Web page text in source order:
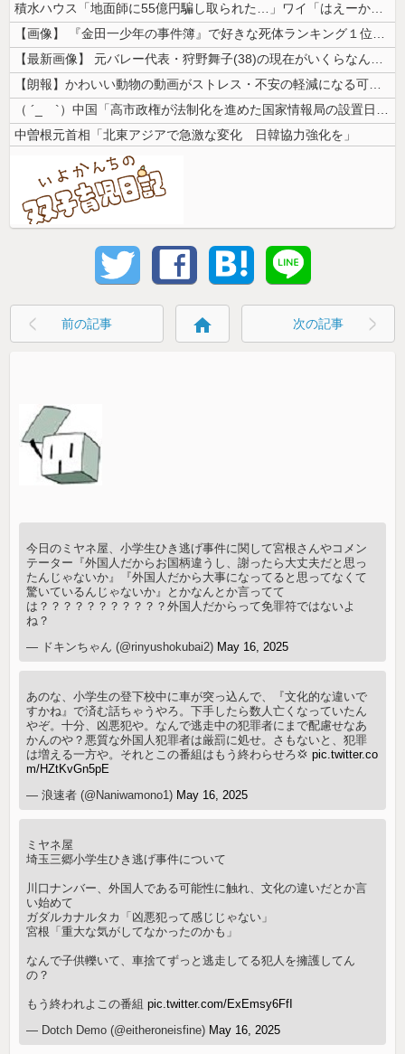
積水ハウス「地面師に55億円騙し取られた…」ワイ「はえーかわいそう…会...
【画像】 『金田一少年の事件簿』で好きな死体ランキング１位がこちら！
【最新画像】 元バレー代表・狩野舞子(38)の現在がいくらなんでも即ハ...
【朗報】かわいい動物の動画がストレス・不安の軽減になる可能性。英大学の...
（ ´_ゝ`）中国「高市政権が法制化を進めた国家情報局の設置日が7月3...
中曽根元首相「北東アジアで急激な変化 日韓協力強化を」
前の記事 home 次の記事
今日のミヤネ屋、小学生ひき逃げ事件に関して宮根さんやコメン
テーター『外国人だからお国柄違うし、謝ったら大丈夫だと思っ
たんじゃないか』『外国人だから大事になってると思ってなくて
驚いているんじゃないか』とかなんとか言ってて
は？？？？？？？？？？？外国人だからって免罪符ではないよ
ね？
— ドキンちゃん (@rinyushokubai2) May 16, 2025
あのな、小学生の登下校中に車が突っ込んで、『文化的な違いで
すかね』で済む話ちゃうやろ。下手したら数人亡くなっていたん
やぞ。十分、凶悪犯や。なんで逃走中の犯罪者にまで配慮せなあ
かんのや？悪質な外国人犯罪者は厳罰に処せ。さもないと、犯罪
は増える一方や。それとこの番組はもう終わらせろ💢pic.twitter.co
m/HZtKvGn5pE
— 浪速者 (@Naniwamono1) May 16, 2025
ミヤネ屋
埼玉三郷小学生ひき逃げ事件について
川口ナンバー、外国人である可能性に触れ、文化の違いだとか言
い始めて
ガダルカナルタカ「凶悪犯って感じじゃない」
宮根「重大な気がしてなかったのかも」
なんで子供轢いて、車捨てずっと逃走してる犯人を擁護してん
の？
もう終われよこの番組pic.twitter.com/ExEmsy6FfI
— Dotch Demo (@eitheroneisfine) May 16, 2025